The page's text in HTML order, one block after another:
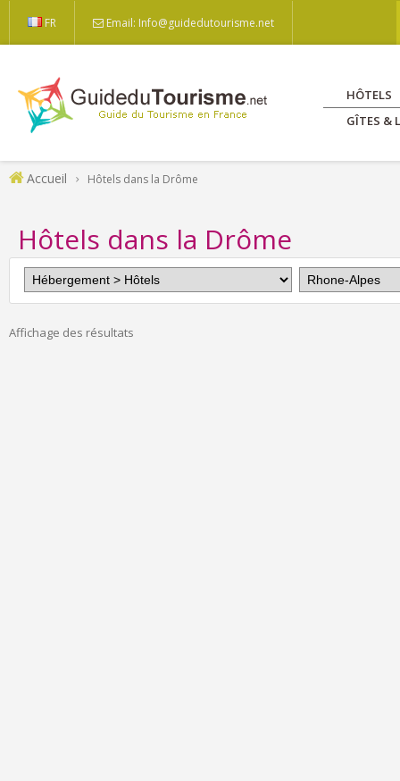
FR Email: Info@guidedutourisme.net
HÔTELS
GÎTES &
Accueil Hôtels dans la Drôme
Hôtels dans la Drôme
Affichage des résultats